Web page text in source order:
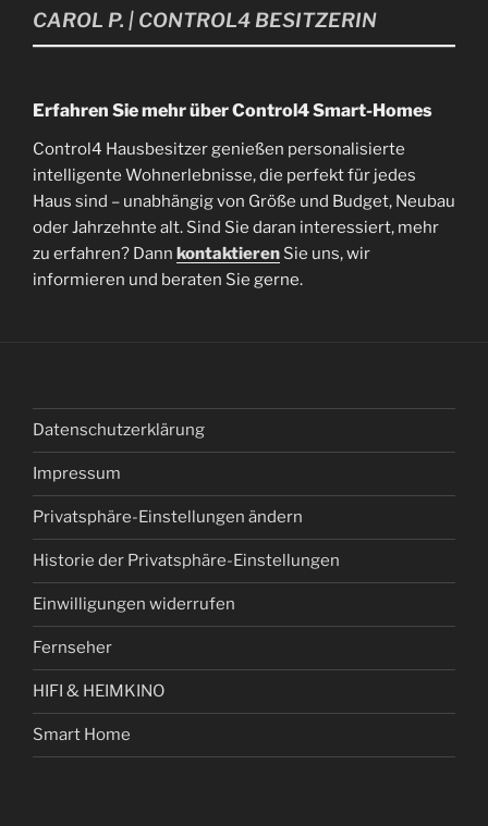
CAROL P. | CONTROL4 BESITZERIN
Erfahren Sie mehr über Control4 Smart-Homes
Control4 Hausbesitzer genießen personalisierte
intelligente Wohnerlebnisse, die perfekt für jedes
Haus sind – unabhängig von Größe und Budget, Neubau
oder Jahrzehnte alt. Sind Sie daran interessiert, mehr
zu erfahren? Dann kontaktieren Sie uns, wir
informieren und beraten Sie gerne.
Datenschutzerklärung
Impressum
Privatsphäre-Einstellungen ändern
Historie der Privatsphäre-Einstellungen
Einwilligungen widerrufen
Fernseher
HIFI & HEIMKINO
Smart Home